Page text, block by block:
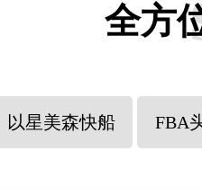
全方
以星美森快船 FBA